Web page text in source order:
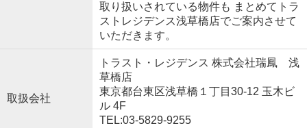
取り扱いされている物件も まとめてトラ
ストレジデンス浅草橋店でご案内させて
いただきます。
取扱会社
トラスト・レジデンス 株式会社瑞鳳 浅
草橋店
東京都台東区浅草橋１丁目30-12 玉木ビ
ル 4F
TEL:03-5829-9255